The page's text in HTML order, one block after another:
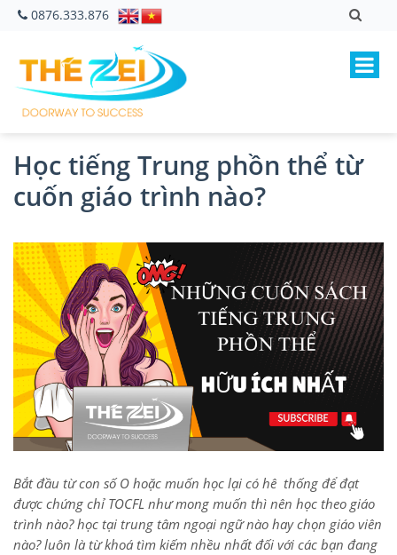
0876.333.876
Học tiếng Trung phồn thể từ
cuốn giáo trình nào?
Bắt đầu từ con số O hoặc muốn học lại có hê thống để đạt
được chứng chỉ TOCFL như mong muốn thì nên học theo giáo
trình nào? học tại trung tâm ngoại ngữ nào hay chọn giáo viên
nào? luôn là từ khoá tìm kiếm nhều nhất đối với các bạn đang